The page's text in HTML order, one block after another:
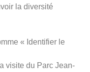
la diversité
« Identifier le
visite du Parc Jean-